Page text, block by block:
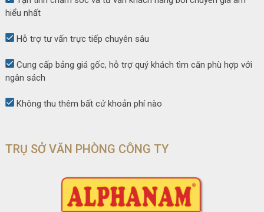
hiểu nhất
Hỗ trợ tư vấn trực tiếp chuyên sâu
Cung cấp bảng giá gốc, hỗ trợ quý khách tìm căn phù hợp với
ngân sách
Không thu thêm bất cứ khoản phí nào
TRỤ SỞ VĂN PHÒNG CÔNG TY